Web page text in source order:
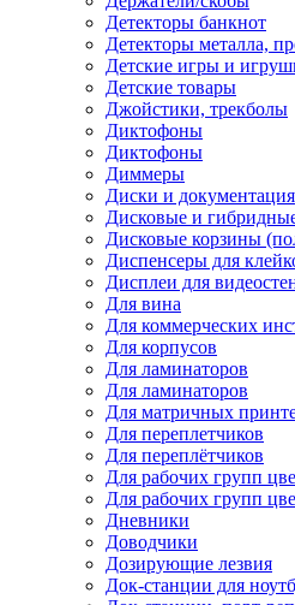
Детекторы банкнот
Детекторы металла,
Детские игры и
Детские товары
Джойстики, трекболы
Диктофоны
Диктофоны
Диммеры
Диски и документация
Дисковые и
Дисковые корзины
Диспенсеры для
Дисплеи для
Для вина
Для коммерческих
Для корпусов
Для ламинаторов
Для ламинаторов
Для матричных
Для переплетчиков
Для переплётчиков
Для рабочих групп
Для рабочих групп
Дневники
Доводчики
Дозирующие лезвия
Док-станции для